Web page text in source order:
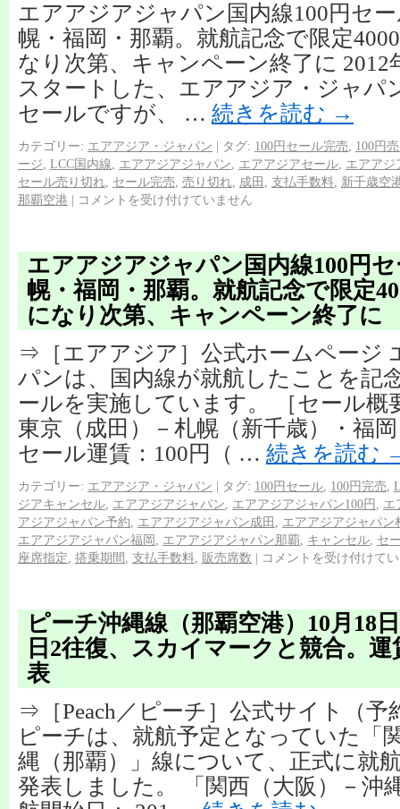
エアアジアジャパン国内線100円セ
幌・福岡・那覇。就航記念で限定
なり次第、キャンペーン終了に 2012
スタートした、エアアジア・ジャパ
セールですが、 … 続きを読む →
カテゴリー: エアアジア・ジャパン | タグ: 100円セール完売
100円
ージ LCC国内線 エアアジアジャパン エアアジアセール エアアジ
セール売り切れ セール完売 売り切れ 成田 支払手数料 新千歳空
那覇空港 | コメントを受け付けていません
エアアジアジャパン国内線100円
幌・福岡・那覇。就航記念で限定
になり次第、キャンペーン終了に
⇒［エアアジア］公式ホームページ
パンは、国内線が就航したことを記
ールを実施しています。 ［セール概
東京（成田）－札幌（新千歳）・福
セール運賃：100円（ … 続きを読む
カテゴリー: エアアジア・ジャパン | タグ: 100円セール 100円完売
ジアキャンセル エアアジアジャパン エアアジアジャパン100円
エ
アジアジャパン予約
エアアジアジャパン成田
エアアジアジャパン
エアアジアジャパン福岡
エアアジアジャパン那覇 キャンセル セ
座席指定 搭乗期間 支払手数料 販売席数 | コメントを受け付けて
ピーチ沖縄線（那覇空港）10月18
日2往復、スカイマークと競合。
表
⇒［Peach／ピーチ］公式サイト（予
ピーチは、就航予定となっていた「
縄（那覇）」線について、正式に就
発表しました。 「関西（大阪）－沖